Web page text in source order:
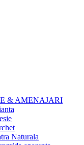
& AMENAJARI
Naturala